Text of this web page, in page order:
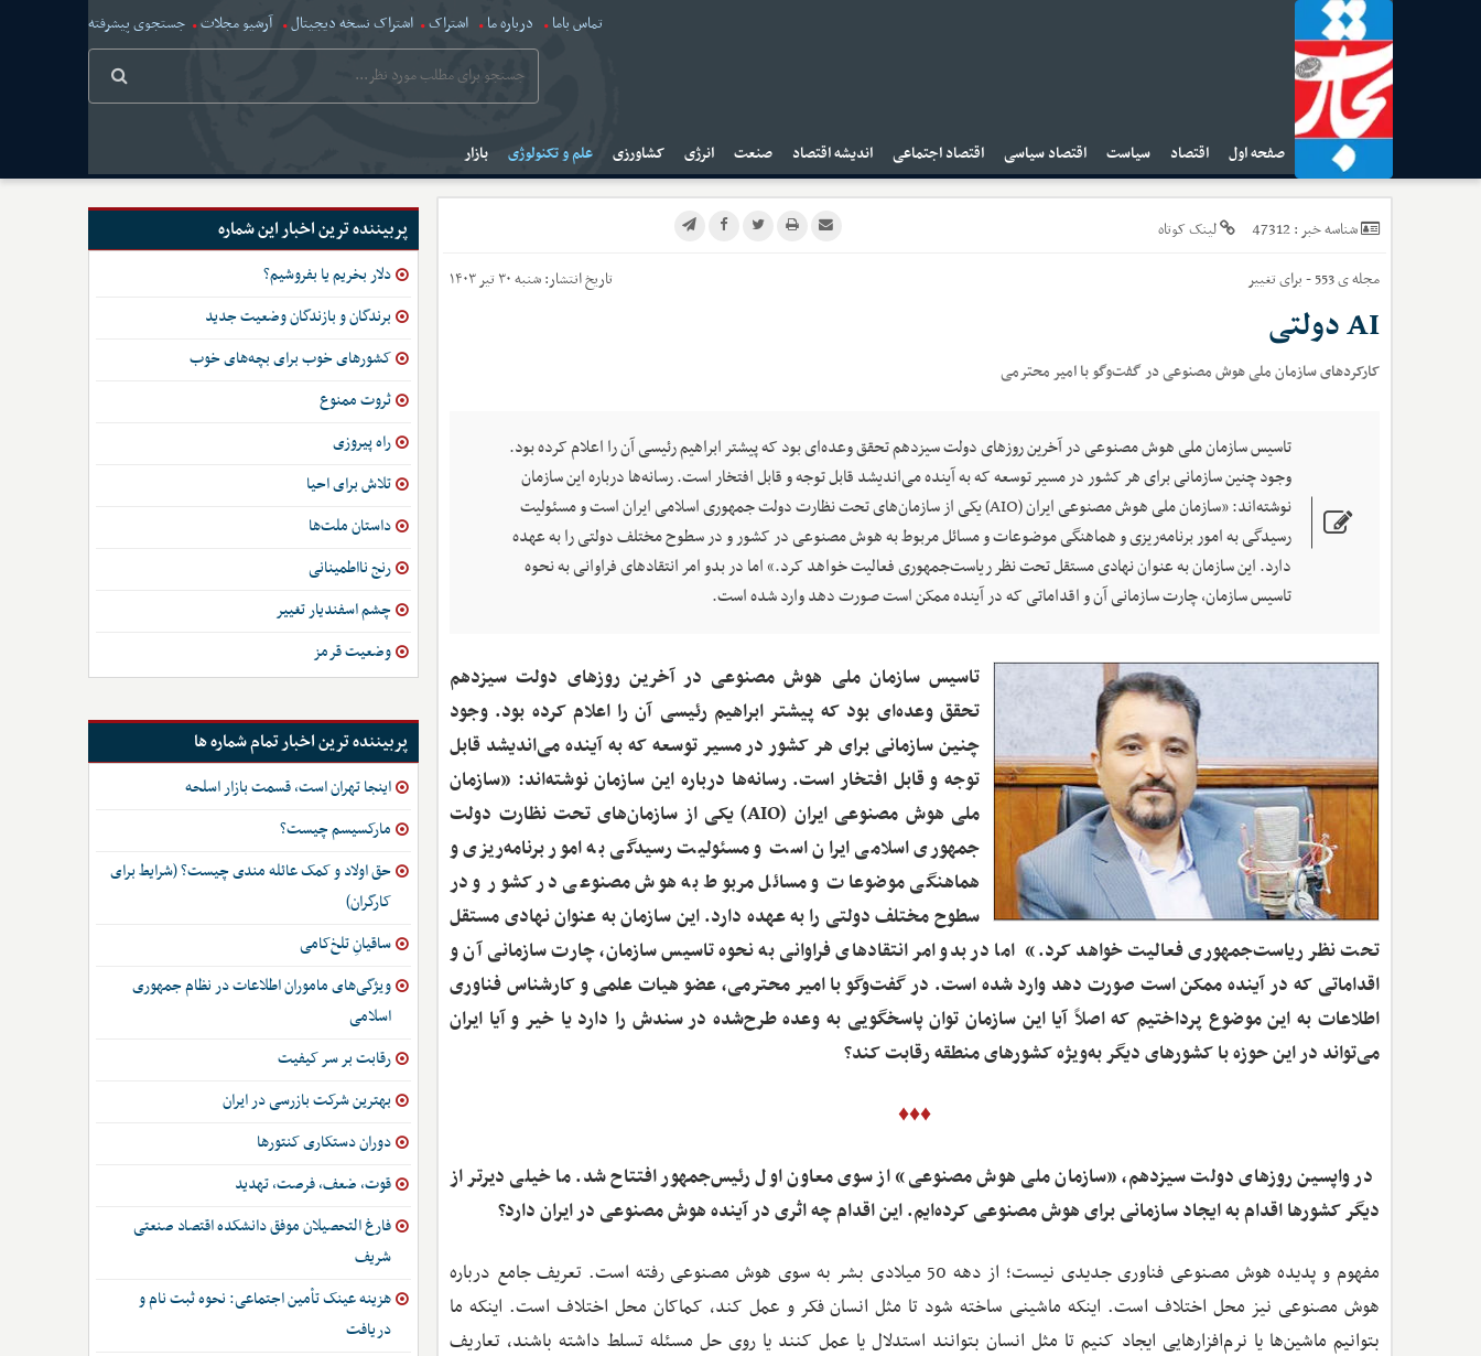
تماس باما درباره ما اشتراک اشتراک نسخه دیجیتال آرشیو مجلات جستجوی پیشرفته
صفحه اول اقتصاد سیاست اقتصاد سیاسی اقتصاد اجتماعی اندیشه اقتصاد صنعت انرژی کشاورزی علم و تکنولوژی بازار
شناسه خبر :47312
لینک کوتاه
مجله ی 553 - برای تغییر
تاریخ انتشار:شنبه ۳۰ تیر ۱۴۰۳
AI دولتی
کارکردهای سازمان ملی هوش مصنوعی در گفت‌وگو با امیر محترمی
تاسیس سازمان ملی هوش مصنوعی در آخرین روزهای دولت سیزدهم تحقق وعده‌ای بود که پیشتر ابراهیم رئیسی آن را اعلام کرده بود.
وجود چنین سازمانی برای هر کشور در مسیر توسعه که به آینده می‌اندیشد قابل توجه و قابل افتخار است. رسانه‌ها درباره این سازمان
نوشته‌اند: «سازمان ملی هوش مصنوعی ایران (AIO) یکی از سازمان‌های تحت نظارت دولت جمهوری اسلامی ایران است و مسئولیت
رسیدگی به امور برنامه‌ریزی و هماهنگی موضوعات و مسائل مربوط به هوش مصنوعی در کشور و در سطوح مختلف دولتی را به عهده
دارد. این سازمان به عنوان نهادی مستقل تحت نظر ریاست‌جمهوری فعالیت خواهد کرد.» اما در بدو امر انتقادهای فراوانی به نحوه
تاسیس سازمان، چارت سازمانی آن و اقداماتی که در آینده ممکن است صورت دهد وارد شده است.
تاسیس سازمان ملی هوش مصنوعی در آخرین روزهای دولت سیزدهم
تحقق وعده‌ای بود که پیشتر ابراهیم رئیسی آن را اعلام کرده بود. وجود
چنین سازمانی برای هر کشور در مسیر توسعه که به آینده می‌اندیشد قابل
توجه و قابل افتخار است. رسانه‌ها درباره این سازمان نوشته‌اند: «سازمان
ملی هوش مصنوعی ایران (AIO) یکی از سازمان‌های تحت نظارت دولت
جمهوری اسلامی ایران است و مسئولیت رسیدگی به امور برنامه‌ریزی و
هماهنگی موضوعات و مسائل مربوط به هوش مصنوعی در کشور و در
سطوح مختلف دولتی را به عهده دارد. این سازمان به عنوان نهادی مستقل
تحت نظر ریاست‌جمهوری فعالیت خواهد کرد.» اما در بدو امر انتقادهای فراوانی به نحوه تاسیس سازمان، چارت سازمانی آن و
اقداماتی که در آینده ممکن است صورت دهد وارد شده است. در گفت‌وگو با امیر محترمی، عضو هیات علمی و کارشناس فناوری
اطلاعات به این موضوع پرداختیم که اصلاً آیا این سازمان توان پاسخگویی به وعده طرح‌شده در سندش را دارد یا خیر و آیا ایران
می‌تواند در این حوزه با کشورهای دیگر به‌ویژه کشورهای منطقه رقابت کند؟
♦♦♦
‌ در واپسین روزهای دولت سیزدهم، «سازمان ملی هوش مصنوعی» از سوی معاون اول رئیس‌جمهور افتتاح شد. ما خیلی دیرتر از
دیگر کشورها اقدام به ایجاد سازمانی برای هوش مصنوعی کرده‌ایم. این اقدام چه اثری در آینده هوش مصنوعی در ایران دارد؟
مفهوم و پدیده هوش مصنوعی فناوری جدیدی نیست؛ از دهه 50 میلادی بشر به سوی هوش مصنوعی رفته است. تعریف جامع درباره
هوش مصنوعی نیز محل اختلاف است. اینکه ماشینی ساخته شود تا مثل انسان فکر و عمل کند، کماکان محل اختلاف است. اینکه ما
بتوانیم ماشین‌ها یا نرم‌افزارهایی ایجاد کنیم تا مثل انسان بتوانند استدلال یا عمل کنند یا روی حل مسئله تسلط داشته باشند، تعاریف
پربیننده ترین اخبار این شماره
دلار بخریم یا بفروشیم؟
برندگان و بازندگان وضعیت جدید
کشورهای خوب برای بچه‌های خوب
ثروت ممنوع
راه پیروزی
تلاش برای احیا
داستان ملت‌ها
رنج نااطمینانی
چشم اسفندیار تغییر
وضعیت قرمز
پربیننده ترین اخبار تمام شماره ها
اینجا تهران است، قسمت بازار اسلحه
مارکسیسم چیست؟
حق اولاد و کمک عائله مندی چیست؟ (شرایط برای
کارگران)
ساقیانِ تلخ‌کامی
ویژگی‌های ماموران اطلاعات در نظام جمهوری
اسلامی
رقابت بر سر کیفیت
بهترین شرکت بازرسی در ایران
دوران دستکاری کنتورها
قوت، ضعف، فرصت، تهدید
فارغ التحصیلان موفق دانشکده اقتصاد صنعتی
شریف
هزینه عینک تأمین اجتماعی: نحوه ثبت نام و
دریافت